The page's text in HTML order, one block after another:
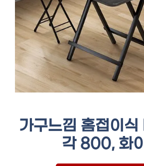
가구느낌 홈접이식
각 800, 화